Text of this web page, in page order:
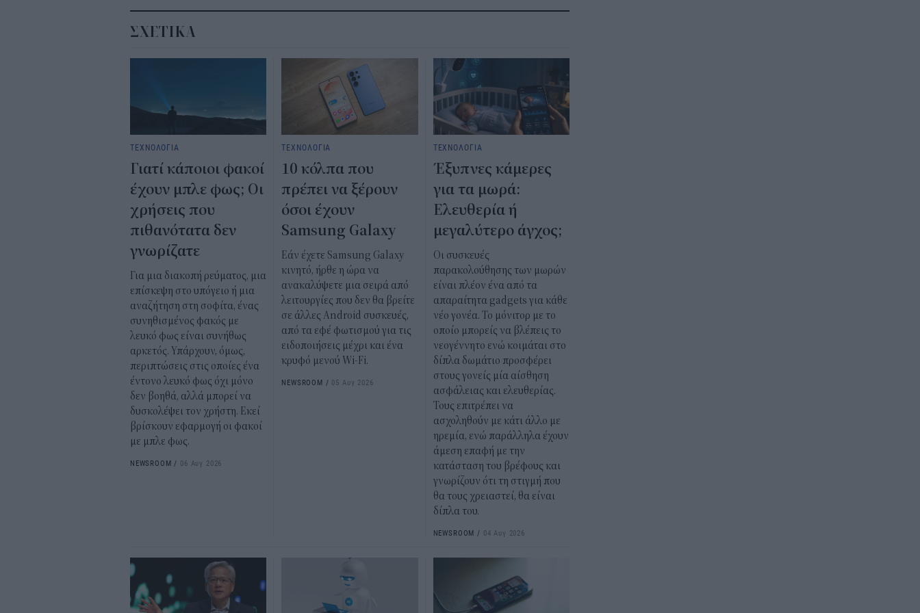
ΣΧΕΤΙΚΑ
ΤΕΧΝΟΛΟΓΙΑ
Γιατί κάποιοι φακοί
έχουν μπλε φως; Οι
χρήσεις που
πιθανότατα δεν
γνωρίζατε
Για μια διακοπή ρεύματος, μια
επίσκεψη στο υπόγειο ή μια
αναζήτηση στη σοφίτα, ένας
συνηθισμένος φακός με
λευκό φως είναι συνήθως
αρκετός. Υπάρχουν, όμως,
περιπτώσεις στις οποίες ένα
έντονο λευκό φως όχι μόνο
δεν βοηθά, αλλά μπορεί να
δυσκολέψει τον χρήστη. Εκεί
βρίσκουν εφαρμογή οι φακοί
με μπλε φως.
NEWSROOM / 06 Αυγ 2026
ΤΕΧΝΟΛΟΓΙΑ
10 κόλπα που
πρέπει να ξέρουν
όσοι έχουν
Samsung Galaxy
Εάν έχετε Samsung Galaxy
κινητό, ήρθε η ώρα να
ανακαλύψετε μια σειρά από
λειτουργίες που δεν θα βρείτε
σε άλλες Android συσκευές,
από τα εφέ φωτισμού για τις
ειδοποιήσεις μέχρι και ένα
κρυφό μενού Wi-Fi.
NEWSROOM / 05 Αυγ 2026
ΤΕΧΝΟΛΟΓΙΑ
Έξυπνες κάμερες
για τα μωρά:
Ελευθερία ή
μεγαλύτερο άγχος;
Οι συσκευές
παρακολούθησης των μωρών
είναι πλέον ένα από τα
απαραίτητα gadgets για κάθε
νέο γονέα. Το μόνιτορ με το
οποίο μπορείς να βλέπεις το
νεογέννητο ενώ κοιμάται στο
δίπλα δωμάτιο προσφέρει
στους γονείς μία αίσθηση
ασφάλειας και ελευθερίας.
Τους επιτρέπει να
ασχοληθούν με κάτι άλλο με
ηρεμία, ενώ παράλληλα έχουν
άμεση επαφή με την
κατάσταση του βρέφους και
γνωρίζουν ότι τη στιγμή που
θα τους χρειαστεί, θα είναι
δίπλα του.
NEWSROOM / 04 Αυγ 2026